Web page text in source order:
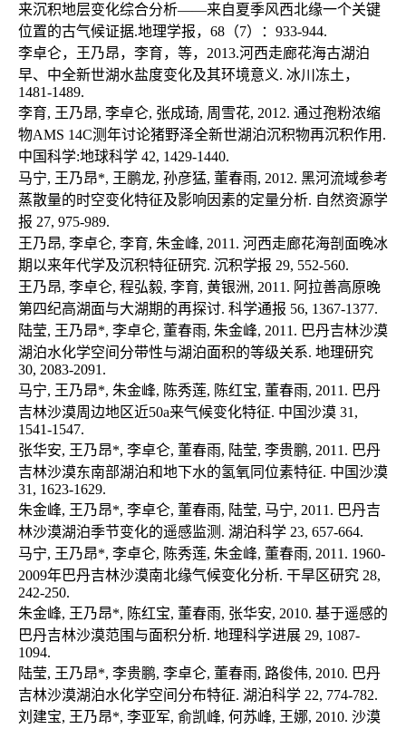
来沉积地层变化综合分析——来自夏季风西北缘一个关键
位置的古气候证据.地理学报，68（7）：933-944.
李卓仑，王乃昂，李育，等，2013.河西走廊花海古湖泊
早、中全新世湖水盐度变化及其环境意义. 冰川冻土，
1481-1489.
李育, 王乃昂, 李卓仑, 张成琦, 周雪花, 2012. 通过孢粉浓缩
物AMS 14C测年讨论猪野泽全新世湖泊沉积物再沉积作用.
中国科学:地球科学 42, 1429-1440.
马宁, 王乃昂*, 王鹏龙, 孙彦猛, 董春雨, 2012. 黑河流域参考
蒸散量的时空变化特征及影响因素的定量分析. 自然资源学
报 27, 975-989.
王乃昂, 李卓仑, 李育, 朱金峰, 2011. 河西走廊花海剖面晚冰
期以来年代学及沉积特征研究. 沉积学报 29, 552-560.
王乃昂, 李卓仑, 程弘毅, 李育, 黄银洲, 2011. 阿拉善高原晚
第四纪高湖面与大湖期的再探讨. 科学通报 56, 1367-1377.
陆莹, 王乃昂*, 李卓仑, 董春雨, 朱金峰, 2011. 巴丹吉林沙漠
湖泊水化学空间分带性与湖泊面积的等级关系. 地理研究
30, 2083-2091.
马宁, 王乃昂*, 朱金峰, 陈秀莲, 陈红宝, 董春雨, 2011. 巴丹
吉林沙漠周边地区近50a来气候变化特征. 中国沙漠 31,
1541-1547.
张华安, 王乃昂*, 李卓仑, 董春雨, 陆莹, 李贵鹏, 2011. 巴丹
吉林沙漠东南部湖泊和地下水的氢氧同位素特征. 中国沙漠
31, 1623-1629.
朱金峰, 王乃昂*, 李卓仑, 董春雨, 陆莹, 马宁, 2011. 巴丹吉
林沙漠湖泊季节变化的遥感监测. 湖泊科学 23, 657-664.
马宁, 王乃昂*, 李卓仑, 陈秀莲, 朱金峰, 董春雨, 2011. 1960-
2009年巴丹吉林沙漠南北缘气候变化分析. 干旱区研究 28,
242-250.
朱金峰, 王乃昂*, 陈红宝, 董春雨, 张华安, 2010. 基于遥感的
巴丹吉林沙漠范围与面积分析. 地理科学进展 29, 1087-
1094.
陆莹, 王乃昂*, 李贵鹏, 李卓仑, 董春雨, 路俊伟, 2010. 巴丹
吉林沙漠湖泊水化学空间分布特征. 湖泊科学 22, 774-782.
刘建宝, 王乃昂*, 李亚军, 俞凯峰, 何苏峰, 王娜, 2010. 沙漠